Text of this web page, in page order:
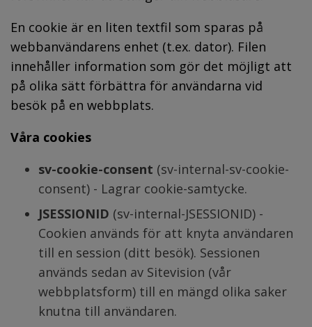
En cookie är en liten textfil som sparas på
webbanvändarens enhet (t.ex. dator). Filen
innehåller information som gör det möjligt att
på olika sätt förbättra för användarna vid
besök på en webbplats.
Våra cookies
sv-cookie-consent (sv-internal-sv-cookie-
consent) - Lagrar cookie-samtycke.
JSESSIONID (sv-internal-JSESSIONID) -
Cookien används för att knyta användaren
till en session (ditt besök). Sessionen
används sedan av Sitevision (vår
webbplatsform) till en mängd olika saker
knutna till användaren.